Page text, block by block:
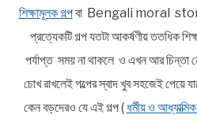
শিক্ষামূলক গল্পবা Bengali moral stories
প্রত্যেকটি গল্প যতটা আকর্ষণীয় ততধিক
পর্যাপ্ত সময় না থাকলে ও এখন আর চিন্তা
চোখ রাখলেই গল্পের স্বাদ খুব সহজেই পেয়ে
কেন বড়দেরও যে এই গল্প ( ধর্মীয় ও